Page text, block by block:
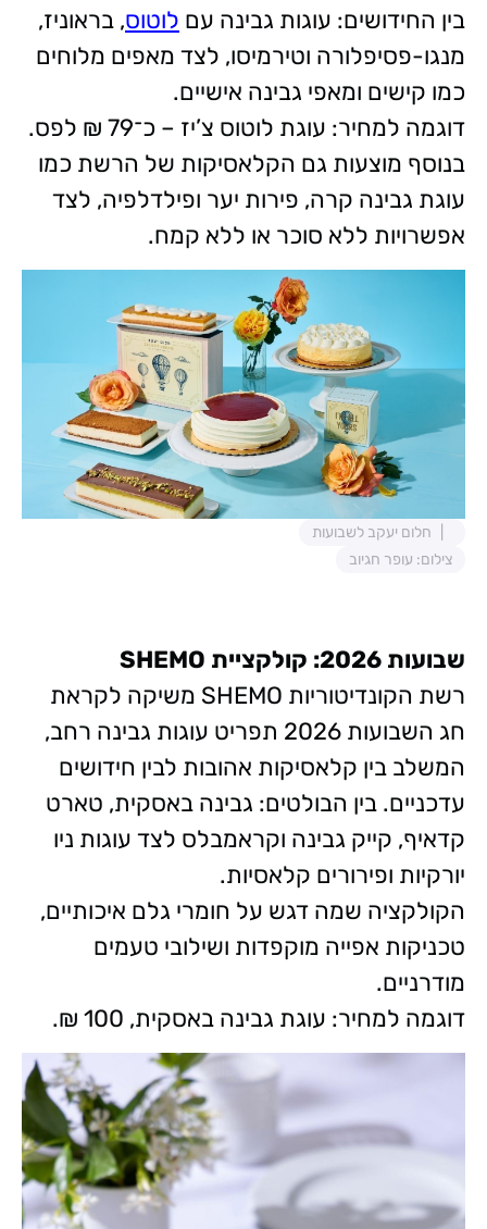
בין החידושים: עוגות גבינה עם לוטוס, בראוניז,
מנגו-פסיפלורה וטירמיסו, לצד מאפים מלוחים
כמו קישים ומאפי גבינה אישיים.
דוגמה למחיר: עוגת לוטוס צ’יז – כ־79 ₪ לפס.
בנוסף מוצעות גם הקלאסיקות של הרשת כמו
עוגת גבינה קרה, פירות יער ופילדלפיה, לצד
אפשרויות ללא סוכר או ללא קמח.
חלום יעקב לשבועות
צילום: עופר חגיוב
שבועות 2026: קולקציית SHEMO
רשת הקונדיטוריות SHEMO משיקה לקראת
חג השבועות 2026 תפריט עוגות גבינה רחב,
המשלב בין קלאסיקות אהובות לבין חידושים
עדכניים. בין הבולטים: גבינה באסקית, טארט
קדאיף, קייק גבינה וקראמבלס לצד עוגות ניו
יורקיות ופירורים קלאסיות.
הקולקציה שמה דגש על חומרי גלם איכותיים,
טכניקות אפייה מוקפדות ושילובי טעמים
מודרניים.
דוגמה למחיר: עוגת גבינה באסקית, 100 ₪.